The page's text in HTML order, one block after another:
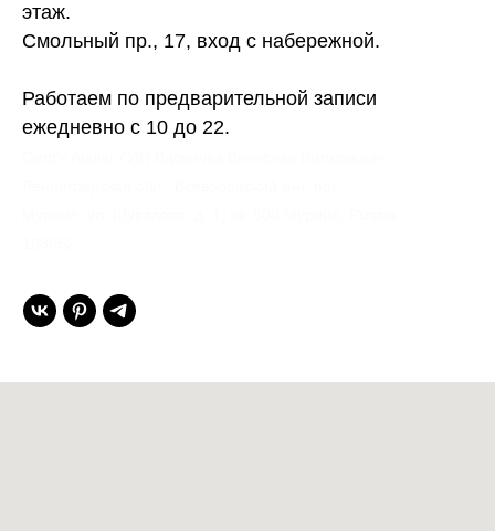
этаж.
Смольный пр., 17, вход с набережной.
Работаем по предварительной записи
ежедневно с 10 до 22.